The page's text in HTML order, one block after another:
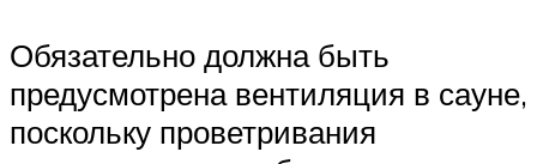
Обязательно должна быть
предусмотрена вентиляция в сауне,
поскольку проветривания